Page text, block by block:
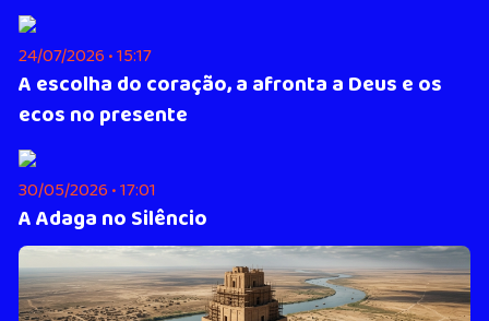
24/07/2026 • 15:17
A escolha do coração, a afronta a Deus e os
ecos no presente
30/05/2026 • 17:01
A Adaga no Silêncio